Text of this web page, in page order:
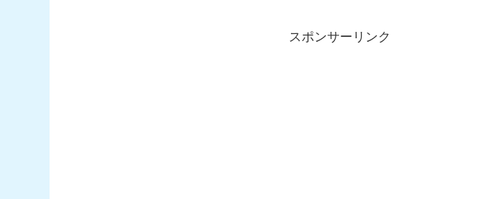
スポンサーリンク